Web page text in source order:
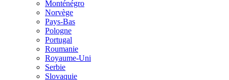
Monténégro
Norvège
Pays-Bas
Pologne
Portugal
Roumanie
Royaume-Uni
Serbie
Slovaquie